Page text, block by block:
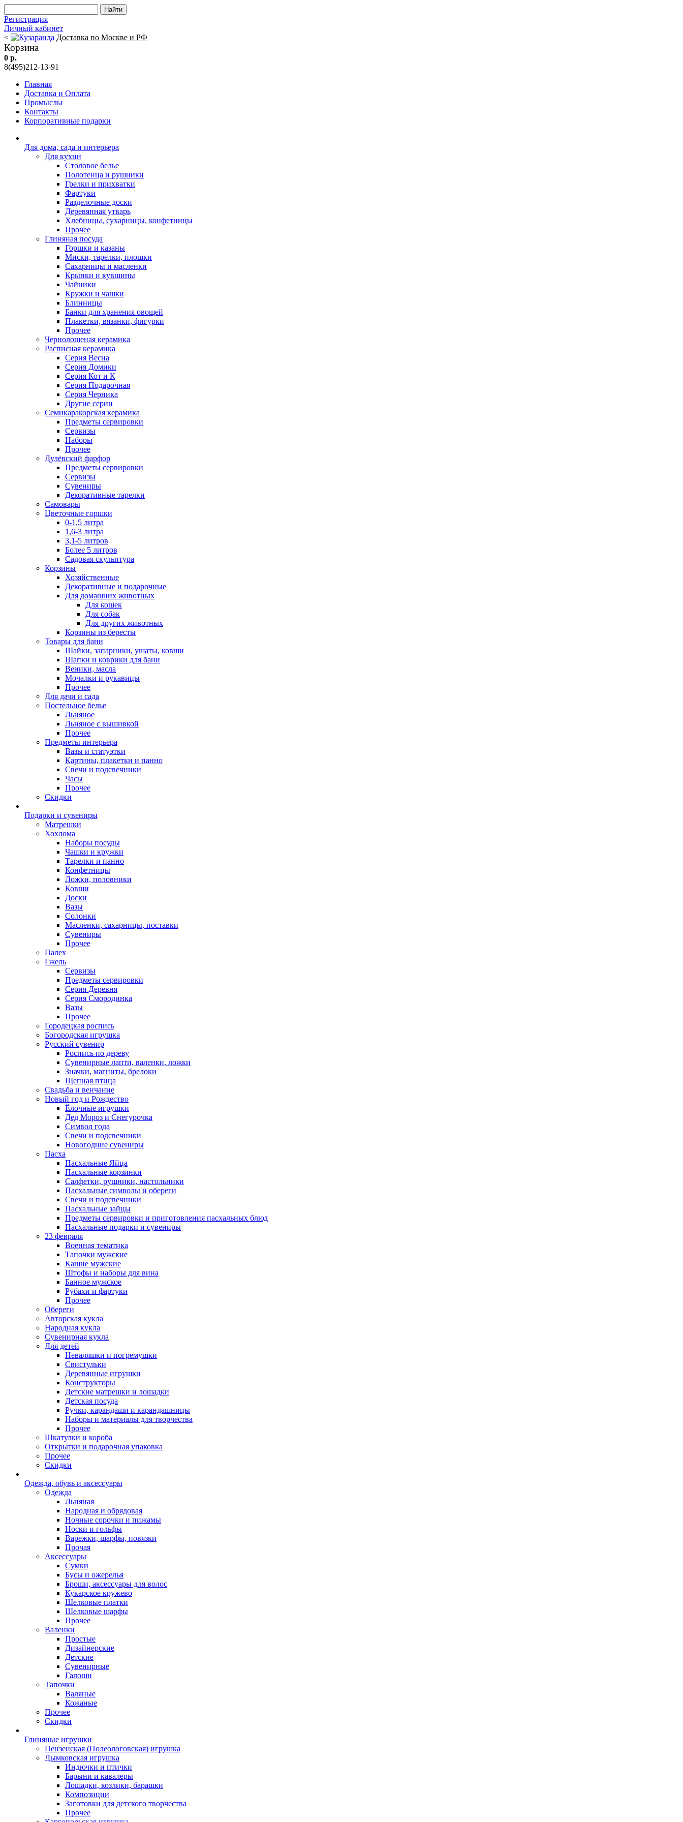
Регистрация
Личный кабинет
<
Доставка по Москве и РФ
Корзина
0 р.
8(495)212-13-91
Главная
Доставка и Оплата
Промыслы
Контакты
Корпоративные подарки
Для дома, сада и интерьера
Для кухни
Столовое белье
Полотенца и рушники
Грелки и прихватки
Фартуки
Разделочные доски
Деревянная утварь
Хлебницы, сухарницы, конфетницы
Прочее
Глиняная посуда
Горшки и казаны
Миски, тарелки, плошки
Сахарницы и масленки
Крынки и кувшины
Чайники
Кружки и чашки
Блинницы
Банки для хранения овощей
Плакетки, вязанки, фигурки
Прочее
Чернолощеная керамика
Расписная керамика
Серия Весна
Серия Домики
Серия Кот и К
Серия Подарочная
Серия Черника
Другие серии
Семикаракорская керамика
Предметы сервировки
Сервизы
Наборы
Прочее
Дулёвский фарфор
Предметы сервировки
Сервизы
Сувениры
Декоративные тарелки
Самовары
Цветочные горшки
0-1,5 литра
1,6-3 литра
3,1-5 литров
Более 5 литров
Садовая скульптура
Корзины
Хозяйственные
Декоративные и подарочные
Для домашних животных
Для кошек
Для собак
Для других животных
Корзины из бересты
Товары для бани
Шайки, запарники, ушаты, ковши
Шапки и коврики для бани
Веники, масла
Мочалки и рукавицы
Прочее
Для дачи и сада
Постельное белье
Льняное
Льняное с вышивкой
Прочее
Предметы интерьера
Вазы и статуэтки
Картины, плакетки и панно
Свечи и подсвечники
Часы
Прочее
Скидки
Подарки и сувениры
Матрешки
Хохлома
Наборы посуды
Чашки и кружки
Тарелки и панно
Конфетницы
Ложки, половники
Ковши
Доски
Вазы
Солонки
Масленки, сахарницы, поставки
Сувениры
Прочее
Палех
Гжель
Сервизы
Предметы сервировки
Серия Деревня
Серия Смородинка
Вазы
Прочее
Городецкая роспись
Богородская игрушка
Русский сувенир
Роспись по дереву
Сувенирные лапти, валенки, ложки
Значки, магниты, брелоки
Щепная птица
Свадьба и венчание
Новый год и Рождество
Ёлочные игрушки
Дед Мороз и Снегурочка
Символ года
Свечи и подсвечники
Новогодние сувениры
Пасха
Пасхальные Яйца
Пасхальные корзинки
Салфетки, рушники, настольники
Пасхальные символы и обереги
Свечи и подсвечники
Пасхальные зайцы
Предметы сервировки и приготовления пасхальных блюд
Пасхальные подарки и сувениры
23 февраля
Военная тематика
Тапочки мужские
Кашне мужские
Штофы и наборы для вина
Банное мужское
Рубахи и фартуки
Прочее
Обереги
Авторская кукла
Народная кукла
Сувенирная кукла
Для детей
Неваляшки и погремушки
Свистульки
Деревянные игрушки
Конструкторы
Детские матрешки и лошадки
Детская посуда
Ручки, карандаши и карандашницы
Наборы и материалы для творчества
Прочее
Шкатулки и короба
Открытки и подарочная упаковка
Прочее
Скидки
Одежда, обувь и аксессуары
Одежда
Льняная
Народная и обрядовая
Ночные сорочки и пижамы
Носки и гольфы
Варежки, шарфы, повязки
Прочая
Аксессуары
Сумки
Бусы и ожерелья
Броши, аксессуары для волос
Кукарское кружево
Шелковые платки
Шелковые шарфы
Прочее
Валенки
Простые
Дизайнерские
Детские
Сувенирные
Галоши
Тапочки
Валяные
Кожаные
Прочее
Скидки
Глиняные игрушки
Пензенская (Полеологовская) игрушка
Дымковская игрушка
Индючки и птички
Барыни и кавалеры
Лошадки, козлики, барашки
Композиции
Заготовки для детского творчества
Прочее